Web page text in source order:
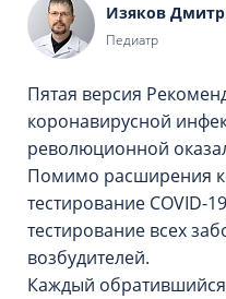
Изяков
Педиатр
Пятая версия
коронавирусной
революционной
Помимо расширения
тестирование COVID-
тестирование всех
возбудителей.
Каждый